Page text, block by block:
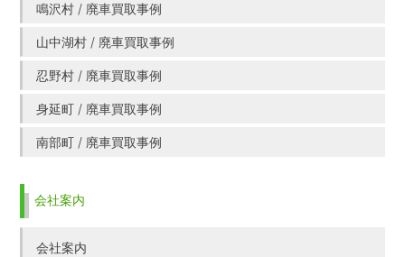
鳴沢村 / 廃車買取事例
山中湖村 / 廃車買取事例
忍野村 / 廃車買取事例
身延町 / 廃車買取事例
南部町 / 廃車買取事例
会社案内
会社案内